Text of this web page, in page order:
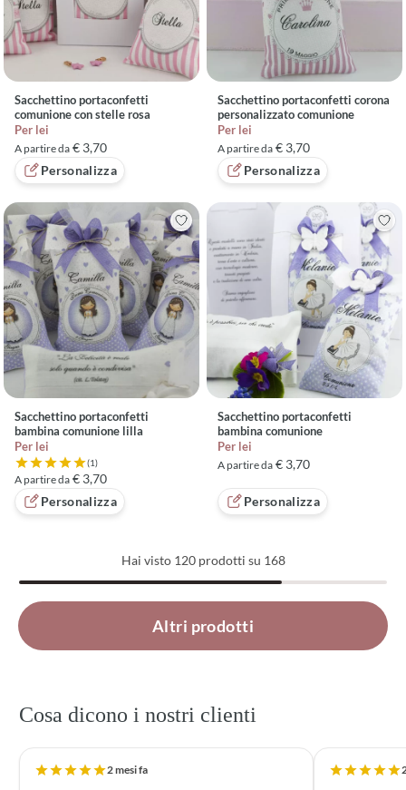
Sacchettino portaconfetti
comunione con stelle rosa
Per lei
A partire da € 3,70
Personalizza
Sacchettino portaconfetti corona
personalizzato comunione
Per lei
A partire da € 3,70
Personalizza
Sacchettino portaconfetti
bambina comunione lilla
Per lei
(1)
Valutazione 5 su 5 basata su 1 recensioni
A partire da € 3,70
Personalizza
Sacchettino portaconfetti
bambina comunione
Per lei
A partire da € 3,70
Personalizza
Hai visto 120prodotti su 168
Altri prodotti
Cosa dicono i nostri clienti
2 mesi fa